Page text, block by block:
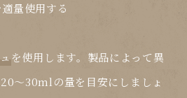
量使用する
を使用します。製品によって異
〜30mlの量を目安にしましょ